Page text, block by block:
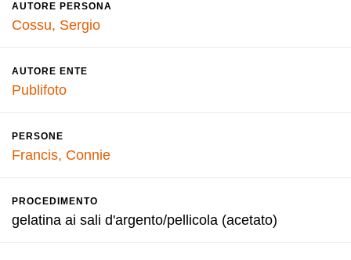
AUTORE PERSONA
Cossu, Sergio
AUTORE ENTE
Publifoto
PERSONE
Francis, Connie
PROCEDIMENTO
gelatina ai sali d'argento/pellicola (acetato)